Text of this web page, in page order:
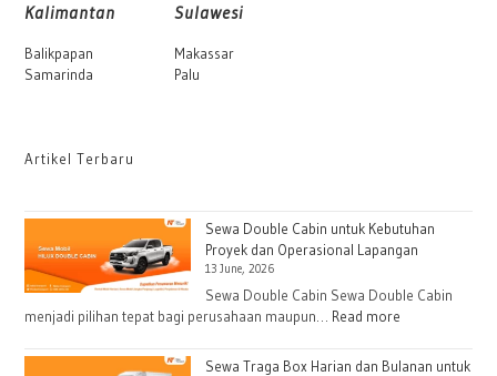
Kalimantan
Balikpapan
Samarinda
Sulawesi
Makassar
Palu
Artikel Terbaru
Sewa Double Cabin untuk Kebutuhan
Proyek dan Operasional Lapangan
13 June, 2026
Sewa Double Cabin Sewa Double Cabin
menjadi pilihan tepat bagi perusahaan maupun… Read more
Double
Sewa Traga Box Harian dan Bulanan untuk